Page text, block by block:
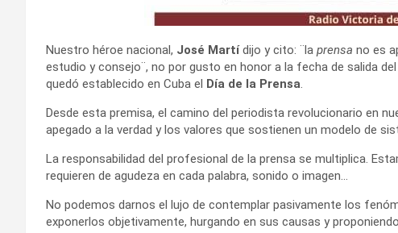
Nuestro héroe nacional, José Martídijo y cito: ¨la prensa no es
estudio y consejo¨, no por gusto en honor a la fecha de salida
quedó establecido en Cuba el
Día de la Prensa.
Desde esta premisa, el camino del periodista revolucionario en
apegado a la verdad y los valores que sostienen un modelo de
La responsabilidad del profesional de la prensa se multiplica.
requieren de agudeza en cada palabra, sonido o imagen…
No podemos darnos el lujo de contemplar pasivamente los
exponerlos objetivamente, hurgando en sus causas y